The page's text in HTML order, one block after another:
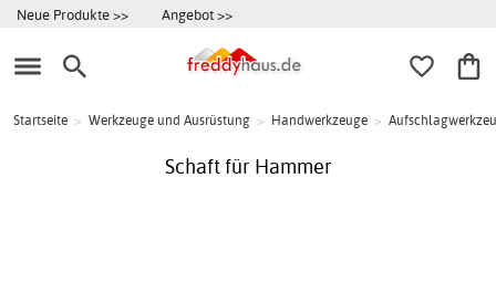
Neue Produkte >> Angebot >>
Startseite > Werkzeuge und Ausrüstung > Handwerkzeuge >
Schaft für Hammer